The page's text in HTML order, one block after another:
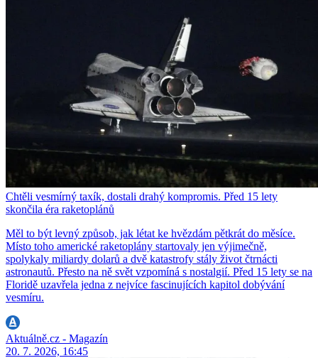
Chtěli vesmírný taxík, dostali drahý kompromis. Před 15 lety
skončila éra raketoplánů
Měl to být levný způsob, jak létat ke hvězdám pětkrát do měsíce.
Místo toho americké raketoplány startovaly jen výjimečně,
spolykaly miliardy dolarů a dvě katastrofy stály život čtrnácti
astronautů. Přesto na ně svět vzpomíná s nostalgií. Před 15 lety se na
Floridě uzavřela jedna z nejvíce fascinujících kapitol dobývání
vesmíru.
Aktuálně.cz - Magazín
20. 7. 2026, 16:45